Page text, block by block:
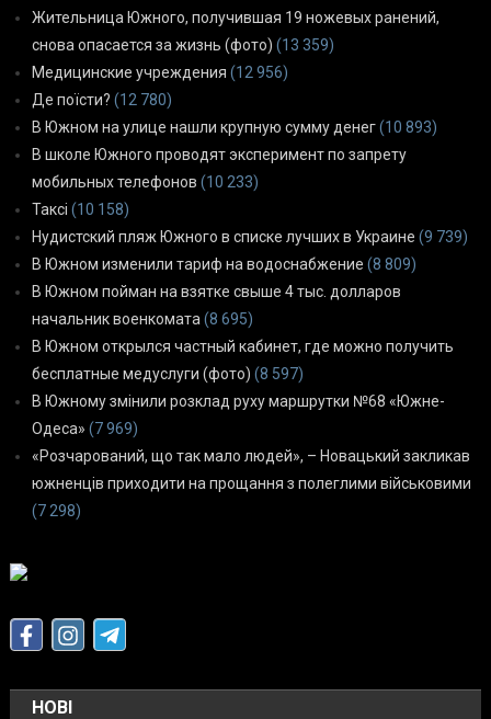
Жительница Южного, получившая 19 ножевых ранений,
снова опасается за жизнь (фото) (13 359)
Медицинские учреждения (12 956)
Де поїсти? (12 780)
В Южном на улице нашли крупную сумму денег(10 893)
В школе Южного проводят эксперимент по запрету
мобильных телефонов (10 233)
Таксі (10 158)
Нудистский пляж Южного в списке лучших в Украине (9 739)
В Южном изменили тариф на водоснабжение (8 809)
В Южном пойман на взятке свыше 4 тыс. долларов
начальник военкомата (8 695)
В Южном открылся частный кабинет, где можно получить
бесплатные медуслуги (фото) (8 597)
В Южному змінили розклад руху маршрутки №68 «Южне-
Одеса» (7 969)
«Розчарований, що так мало людей», – Новацький закликав
южненців приходити на прощання з полеглими військовими
(7 298)
НОВІ